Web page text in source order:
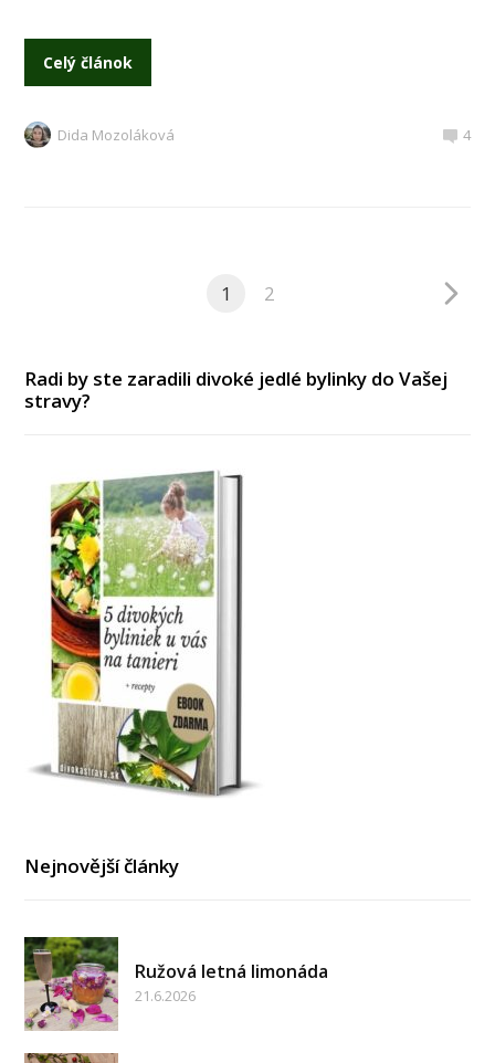
Celý článok
Dida Mozoláková 4
1 2
Radi by ste zaradili divoké jedlé bylinky do Vašej
stravy?
Nejnovější články
Ružová letná limonáda
21.6.2026